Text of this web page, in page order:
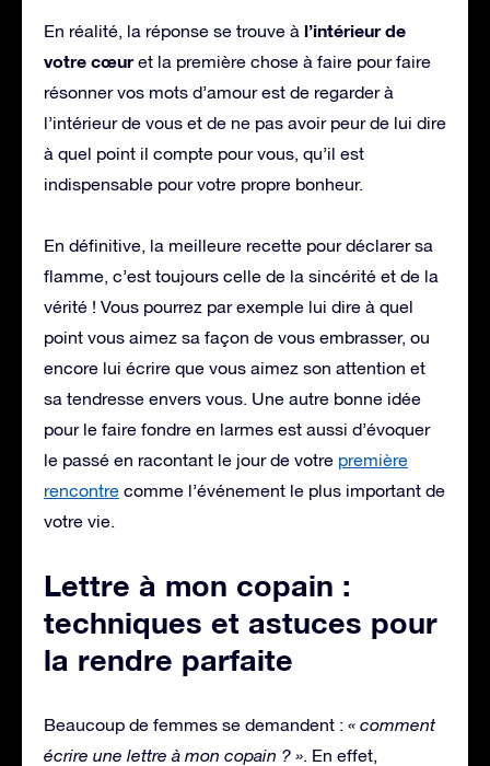
En réalité, la réponse se trouve à l’intérieur de
votre cœuret la première chose à faire pour faire
résonner vos mots d’amour est de regarder à
l’intérieur de vous et de ne pas avoir peur de lui dire
à quel point il compte pour vous, qu’il est
indispensable pour votre propre bonheur.
En définitive, la meilleure recette pour déclarer sa
flamme, c’est toujours celle de la sincérité et de la
vérité ! Vous pourrez par exemple lui dire à quel
point vous aimez sa façon de vous embrasser, ou
encore lui écrire que vous aimez son attention et
sa tendresse envers vous. Une autre bonne idée
pour le faire fondre en larmes est aussi d’évoquer
le passé en racontant le jour de votre première
rencontre comme l’événement le plus important de
votre vie.
Lettre à mon copain :
techniques et astuces pour
la rendre parfaite
Beaucoup de femmes se demandent : « comment
écrire une lettre à mon copain ? ». En effet,